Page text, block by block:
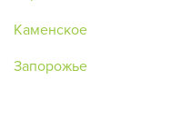
Каменское
Запорожье